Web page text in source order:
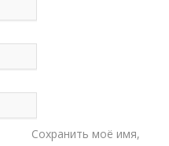
Сохранить моё имя,